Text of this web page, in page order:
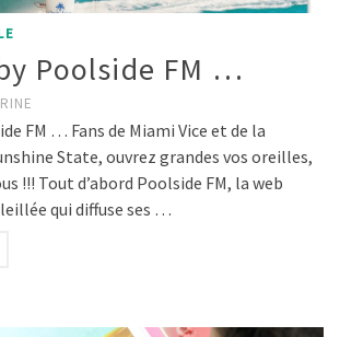
Poolside FM …
FM … Fans de Miami Vice et de la
State, ouvrez grandes vos oreilles,
!!! Tout d’abord Poolside FM, la web
qui diffuse ses …